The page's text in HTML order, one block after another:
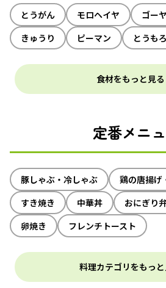
とうがん モロヘイヤ ゴー
きゅうり
ピーマン とうも
食材をもっと見る
定番メニ
豚しゃぶ・冷しゃぶ
鶏の唐揚げ
すき焼き
中華丼 おにぎり
卵焼き
フレンチトースト
料理カテゴリをもっ